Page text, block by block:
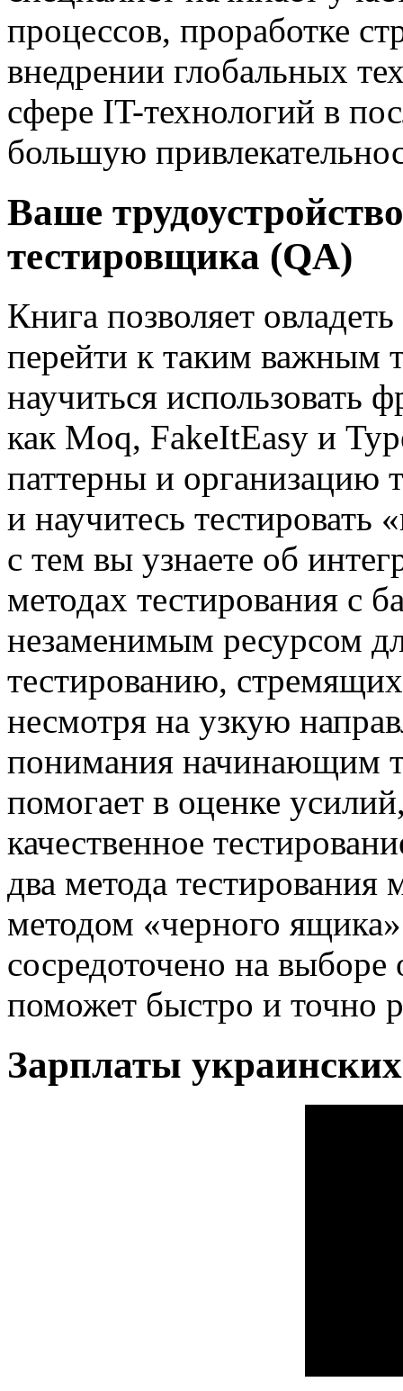
процессов, проработке
внедрении глобальных
сфере IT-технологий в
большую
Ваше
тестировщика (QA)
Книга позволяет
перейти к таким важным
научиться использовать
как Moq, FakeItEasy и
паттерны и организацию
и научитесь тестировать
с тем вы узнаете об
методах тестирования с
незаменимым ресурсом
тестированию,
несмотря на узкую
понимания начинающим
помогает в оценке
качественное
два метода
методом «черного
сосредоточено на
поможет быстро и точно
Зарплаты